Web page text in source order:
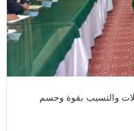
والتسيب بقوة وحسم